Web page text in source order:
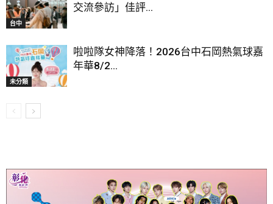
台中
交流參訪」佳評...
未分類
啦啦隊女神降落！2026台中石岡熱氣球嘉
年華8/2...